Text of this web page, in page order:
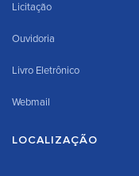
Licitação
Ouvidoria
Livro Eletrônico
Webmail
LOCALIZAÇÃO